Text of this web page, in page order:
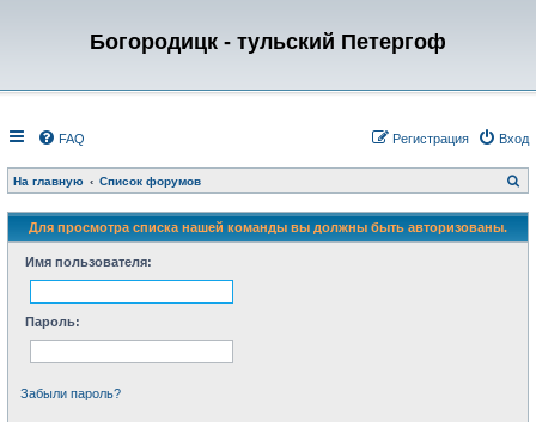
Богородицк - тульский Петергоф
FAQ Вход
Регистрация
На главную Список форумов
о
с
Для просмотра списка нашей команды вы должны быть авторизованы.
Имя пользователя:
Пароль:
Забыли пароль?